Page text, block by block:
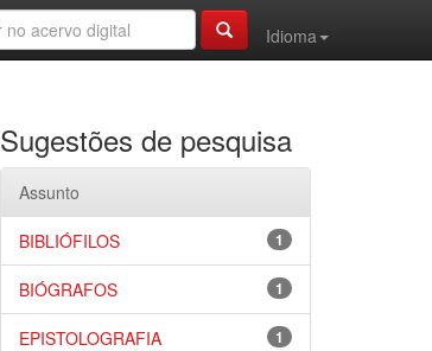
Idioma
Sugestões de pesquisa
Assunto
1
BIBLIÓFILOS
1
BIÓGRAFOS
1
EPISTOLOGRAFIA